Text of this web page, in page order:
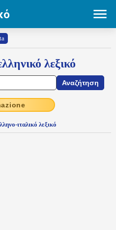
λεξικό
ιταλικό λεξικό